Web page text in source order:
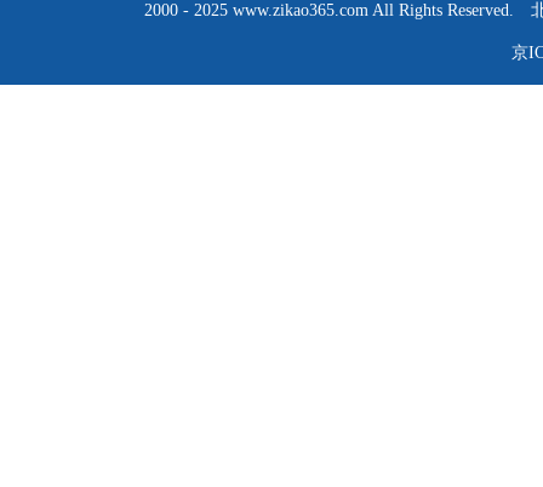
2000 - 2025 www.zikao365.com All Rights
京